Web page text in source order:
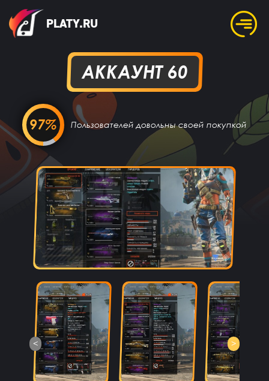
PLATY.RU
АККАУНТ 60
97% Пользователей довольны своей покупкой
< >